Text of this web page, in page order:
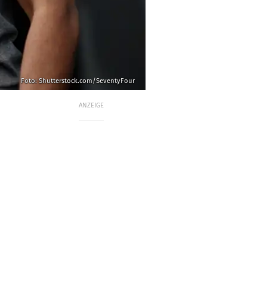
Foto: Shutterstock.com/SeventyFour
ANZEIGE